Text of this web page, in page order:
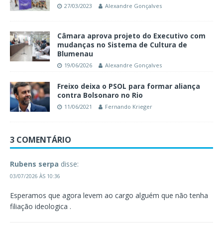
27/03/2023 Alexandre Gonçalves
Câmara aprova projeto do Executivo com
mudanças no Sistema de Cultura de
Blumenau
19/06/2026 Alexandre Gonçalves
Freixo deixa o PSOL para formar aliança
contra Bolsonaro no Rio
11/06/2021 Fernando Krieger
3 COMENTÁRIO
Rubens serpa disse:
03/07/2026 ÀS 10:36
Esperamos que agora levem ao cargo alguém que não tenha
filiação ideologica .